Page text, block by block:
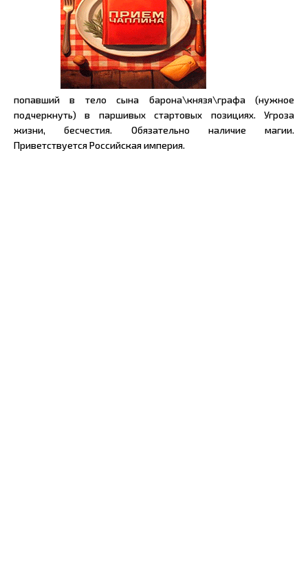
попавший в тело сына барона\князя\графа (нужное
подчеркнуть) в паршивых стартовых позициях. Угроза
жизни, бесчестия. Обязательно наличие магии.
Приветствуется Российская империя.